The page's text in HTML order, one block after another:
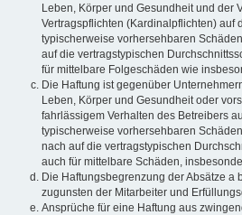
Leben, Körper und Gesundheit und der
Vertragspflichten (Kardinalpflichten) auf
typischerweise vorhersehbaren
auf die vertragstypischen
für mittelbare Folgeschäden wie
Die Haftung ist gegenüber
Leben, Körper und Gesundheit oder
fahrlässigem Verhalten des Betreibers
typischerweise vorhersehbaren
nach auf die vertragstypischen
auch für mittelbare Schäden,
Die Haftungsbegrenzung der Absätze a
zugunsten der Mitarbeiter und
Ansprüche für eine Haftung aus